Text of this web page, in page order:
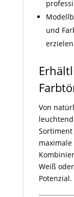
und
Von
Weiß
Potenzial.